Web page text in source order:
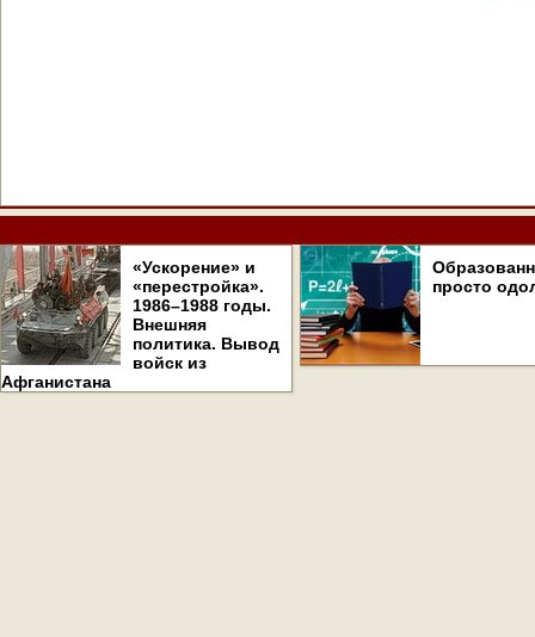
«Ускорение» и
«перестройка».
1986–1988 годы.
Внешняя
политика. Вывод
войск из
Афганистана
просто